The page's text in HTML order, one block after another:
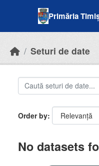
Primăria
Seturi de date
Order by
No datasets